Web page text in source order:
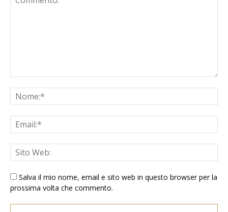
Salva il mio nome, email e sito web in questo browser per la
prossima volta che commento.